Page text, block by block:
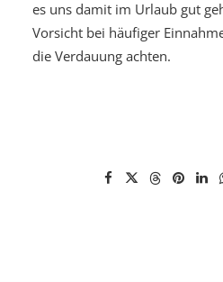
es uns damit im Urlaub gut
Vorsicht bei häufiger
die Verdauung achten.